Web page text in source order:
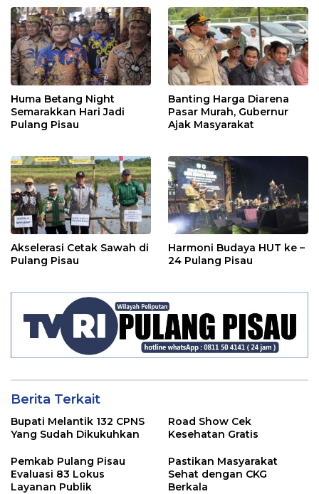
Huma Betang Night
Semarakkan Hari Jadi
Pulang Pisau
Banting Harga Diarena
Pasar Murah, Gubernur
Ajak Masyarakat
Akselerasi Cetak Sawah di
Pulang Pisau
Harmoni Budaya HUT ke –
24 Pulang Pisau
Berita Terkait
Bupati Melantik 132 CPNS
Yang Sudah Dikukuhkan
Road Show Cek
Kesehatan Gratis
Pemkab Pulang Pisau
Evaluasi 83 Lokus
Layanan Publik
Pastikan Masyarakat
Sehat dengan CKG
Berkala